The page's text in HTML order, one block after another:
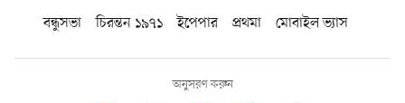
বন্ধুসভা
চিরন্তন ১৯৭১ ইপেপার প্রথমা মোবাইল ভ্যাস
অনুসরণ করুন